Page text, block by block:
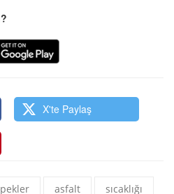
X'te Paylaş
asfalt sıcaklığı